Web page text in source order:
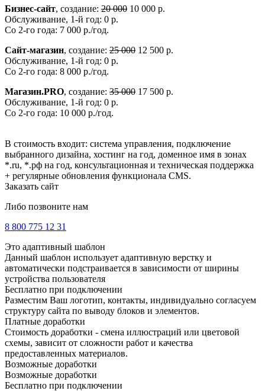
Бизнес-сайт, создание: 20 000 10 000 р.
Обслуживание, 1-й год: 0 р.
Со 2-го года: 7 000 р./год.
Сайт-магазин, создание: 25 000 12 500 р.
Обслуживание, 1-й год: 0 р.
Со 2-го года: 8 000 р./год.
Магазин.PRO, создание: 35 000 17 500 р.
Обслуживание, 1-й год: 0 р.
Со 2-го года: 10 000 р./год.
В стоимость входит: система управления, подключение
выбранного дизайна, хостинг на год, доменное имя в зонах
*.ru, *.рф на год, консультационная и техническая поддержка
+ регулярные обновления функционала CMS.
Заказать сайт
Либо позвоните нам
8 800 775 12 31
Это адаптивный шаблон
Данный шаблон использует адаптивную верстку и
автоматически подстраивается в зависимости от ширины
устройства пользователя
Бесплатно при подключении
Разместим Ваш логотип, контакты, индивидуально согласуем
структуру сайта по выводу блоков и элементов.
Платные доработки
Стоимость доработки - смена иллюстраций или цветовой
схемы, зависит от сложности работ и качества
предоставленных материалов.
Возможные доработки
Возможные доработки
Бесплатно при подключении